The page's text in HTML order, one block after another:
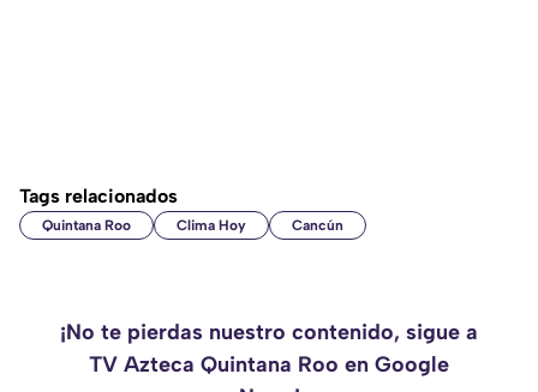
Tags relacionados
Quintana Roo Clima Hoy Cancún
¡No te pierdas nuestro contenido, sigue a
TV Azteca Quintana Roo en Google